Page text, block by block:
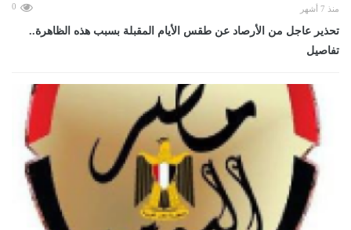
منذ 7 أشهر 0
تحذير عاجل من الأرصاد عن طقس الأيام المقبلة بسبب هذه الظاهرة..
تفاصيل